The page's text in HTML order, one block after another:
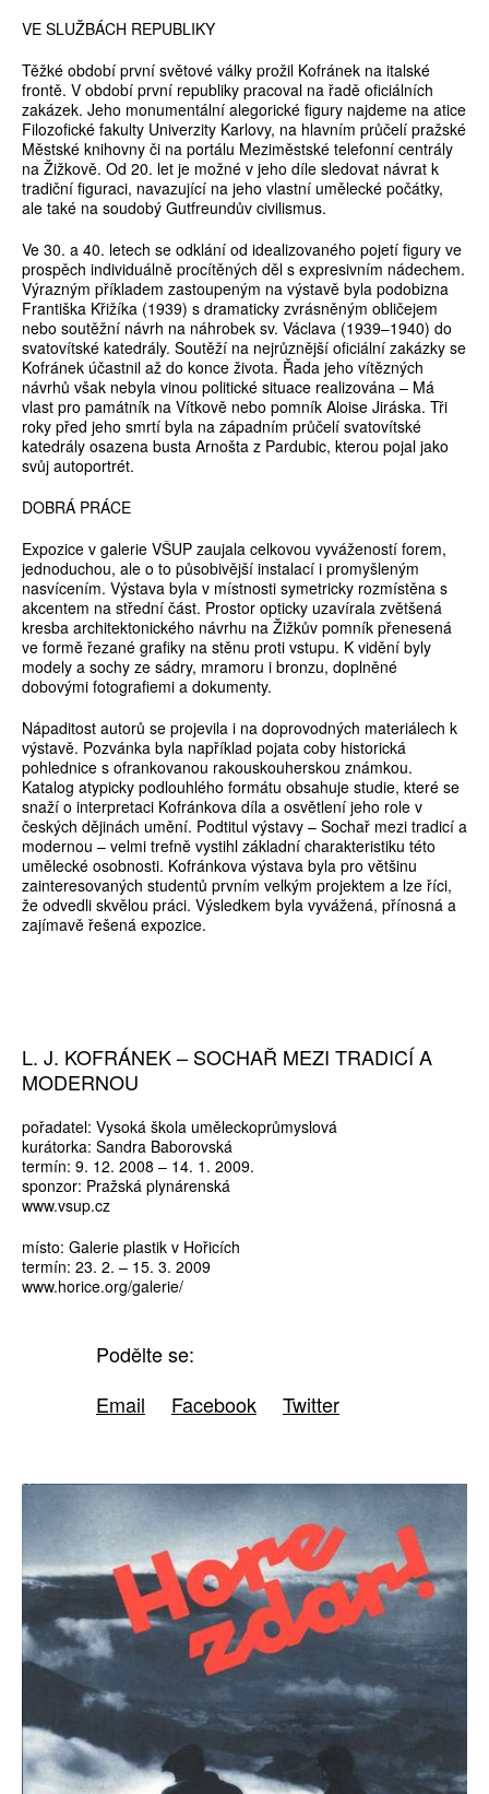
VE SLUŽBÁCH REPUBLIKY
Těžké období první světové války prožil Kofránek na italské
frontě. V období první republiky pracoval na řadě oficiálních
zakázek. Jeho monumentální alegorické figury najdeme na atice
Filozofické fakulty Univerzity Karlovy, na hlavním průčelí pražské
Městské knihovny či na portálu Meziměstské telefonní centrály
na Žižkově. Od 20. let je možné v jeho díle sledovat návrat k
tradiční figuraci, navazující na jeho vlastní umělecké počátky,
ale také na soudobý Gutfreundův civilismus.
Ve 30. a 40. letech se odklání od idealizovaného pojetí figury ve
prospěch individuálně procítěných děl s expresivním nádechem.
Výrazným příkladem zastoupeným na výstavě byla podobizna
Františka Křižíka (1939) s dramaticky zvrásněným obličejem
nebo soutěžní návrh na náhrobek sv. Václava (1939–1940) do
svatovítské katedrály. Soutěží na nejrůznější oficiální zakázky se
Kofránek účastnil až do konce života. Řada jeho vítězných
návrhů však nebyla vinou politické situace realizována – Má
vlast pro památník na Vítkově nebo pomník Aloise Jiráska. Tři
roky před jeho smrtí byla na západním průčelí svatovítské
katedrály osazena busta Arnošta z Pardubic, kterou pojal jako
svůj autoportrét.
DOBRÁ PRÁCE
Expozice v galerie VŠUP zaujala celkovou vyvážeností forem,
jednoduchou, ale o to působivější instalací i promyšleným
nasvícením. Výstava byla v místnosti symetricky rozmístěna s
akcentem na střední část. Prostor opticky uzavírala zvětšená
kresba architektonického návrhu na Žižkův pomník přenesená
ve formě řezané grafiky na stěnu proti vstupu. K vidění byly
modely a sochy ze sádry, mramoru i bronzu, doplněné
dobovými fotografiemi a dokumenty.
Nápaditost autorů se projevila i na doprovodných materiálech k
výstavě. Pozvánka byla například pojata coby historická
pohlednice s ofrankovanou rakouskouherskou známkou.
Katalog atypicky podlouhlého formátu obsahuje studie, které se
snaží o interpretaci Kofránkova díla a osvětlení jeho role v
českých dějinách umění. Podtitul výstavy – Sochař mezi tradicí a
modernou – velmi trefně vystihl základní charakteristiku této
umělecké osobnosti. Kofránkova výstava byla pro většinu
zainteresovaných studentů prvním velkým projektem a lze říci,
že odvedli skvělou práci. Výsledkem byla vyvážená, přínosná a
zajímavě řešená expozice.
L. J. KOFRÁNEK – SOCHAŘ MEZI TRADICÍ A
MODERNOU
pořadatel: Vysoká škola uměleckoprůmyslová
kurátorka: Sandra Baborovská
termín: 9. 12. 2008 – 14. 1. 2009.
sponzor: Pražská plynárenská
www.vsup.cz
místo: Galerie plastik v Hořicích
termín: 23. 2. – 15. 3. 2009
www.horice.org/galerie/
Podělte se:
Email
Facebook Twitter